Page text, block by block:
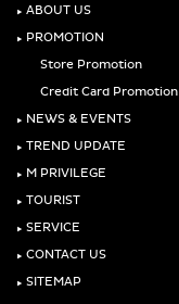
‣ ABOUT US
‣ PROMOTION
Store Promotion
Credit Card Promotion
‣ NEWS & EVENTS
‣ TREND UPDATE
‣ M PRIVILEGE
‣ TOURIST
‣ SERVICE
‣ CONTACT US
‣ SITEMAP